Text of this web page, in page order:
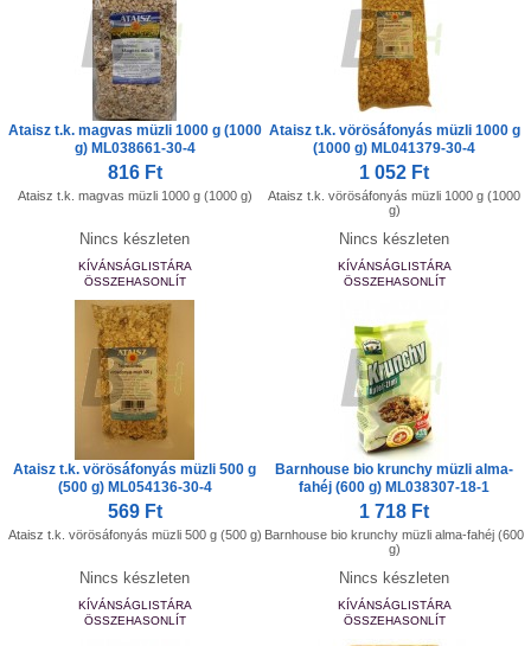
Ataisz t.k. magvas müzli 1000 g (1000
g) ML038661-30-4
816 Ft
Ataisz t.k. magvas müzli 1000 g (1000 g)
Nincs készleten
KÍVÁNSÁGLISTÁRA
ÖSSZEHASONLÍT
Ataisz t.k. vörösáfonyás müzli 1000 g
(1000 g) ML041379-30-4
1 052 Ft
Ataisz t.k. vörösáfonyás müzli 1000 g (1000
g)
Nincs készleten
KÍVÁNSÁGLISTÁRA
ÖSSZEHASONLÍT
Ataisz t.k. vörösáfonyás müzli 500 g
(500 g) ML054136-30-4
569 Ft
Ataisz t.k. vörösáfonyás müzli 500 g (500 g)
Nincs készleten
KÍVÁNSÁGLISTÁRA
ÖSSZEHASONLÍT
Barnhouse bio krunchy müzli alma-
fahéj (600 g) ML038307-18-1
1 718 Ft
Barnhouse bio krunchy müzli alma-fahéj (600
g)
Nincs készleten
KÍVÁNSÁGLISTÁRA
ÖSSZEHASONLÍT